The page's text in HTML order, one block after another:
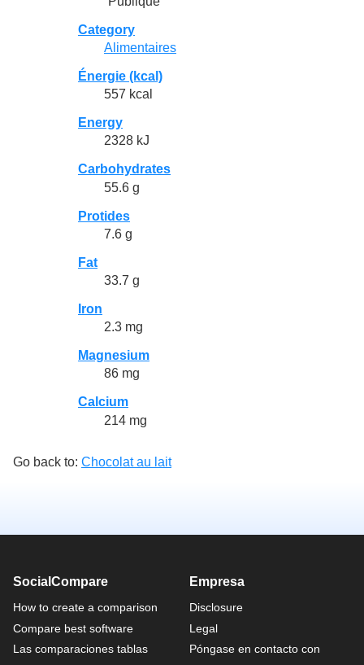
Category
Alimentaires
Énergie (kcal)
557 kcal
Energy
2328 kJ
Carbohydrates
55.6 g
Protides
7.6 g
Fat
33.7 g
Iron
2.3 mg
Magnesium
86 mg
Calcium
214 mg
Go back to: Chocolat au lait
SocialCompare
How to create a comparison
Compare best software
Las comparaciones tablas
Empresa
Disclosure
Legal
Póngase en contacto con